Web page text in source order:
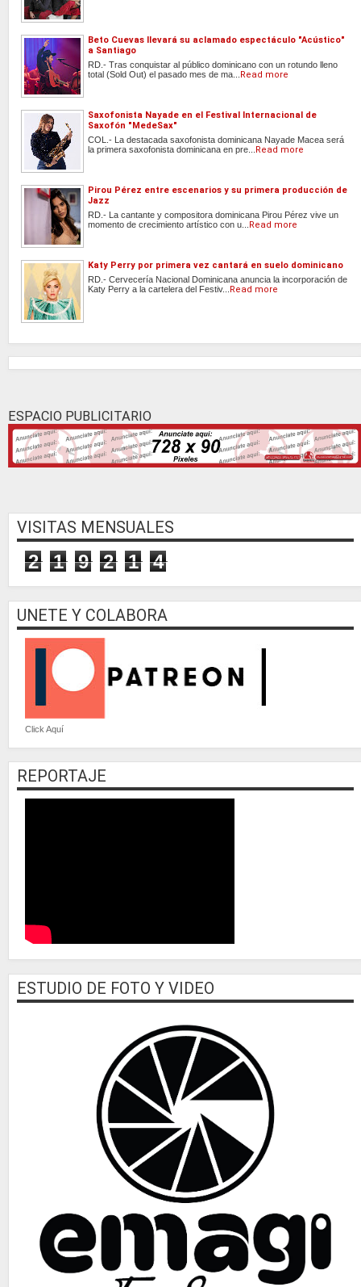
Beto Cuevas llevará su aclamado espectáculo "Acústico"
a Santiago
RD.- Tras conquistar al público dominicano con un rotundo lleno
total (Sold Out) el pasado mes de ma... Read more
Saxofonista Nayade en el Festival Internacional de
Saxofón "MedeSax"
COL.- La destacada saxofonista dominicana Nayade Macea será
la primera saxofonista dominicana en pre... Read more
Pirou Pérez entre escenarios y su primera producción de
Jazz
RD.- La cantante y compositora dominicana Pirou Pérez vive un
momento de crecimiento artístico con u... Read more
Katy Perry por primera vez cantará en suelo dominicano
RD.- Cervecería Nacional Dominicana anuncia la incorporación de
Katy Perry a la cartelera del Festiv... Read more
ESPACIO PUBLICITARIO
VISITAS MENSUALES
2 1 9 2 1 4
UNETE Y COLABORA
Click Aquí
REPORTAJE
ESTUDIO DE FOTO Y VIDEO